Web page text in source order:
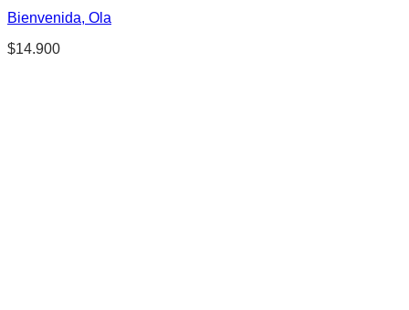
Bienvenida, Ola
$14.900